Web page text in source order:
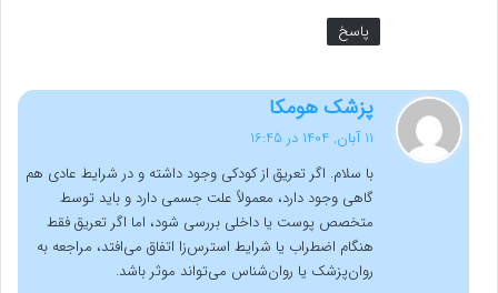
پاسخ
پزشک هومکا
ف
:
11 آبان, 1404 در 16:45
با سلام. اگر تعریق از کودکی وجود داشته و در شرایط عادی هم
گاهی وجود دارد، معمولاً علت جسمی دارد و باید توسط
متخصص پوست یا داخلی بررسی شود، اما اگر تعریق فقط
هنگام اضطراب یا شرایط استرس‌زا اتفاق می‌افتد، مراجعه به
روان‌پزشک یا روان‌شناس می‌تواند موثر باشد.